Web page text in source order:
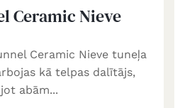
Ceramic Nieve
Ceramic Nieve tuneļa
kā telpas dalītājs,
abām...